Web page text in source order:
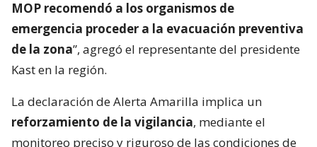
MOP recomendó a los organismos de
emergencia proceder a la evacuación preventiva
de la zona”, agregó el representante del presidente
Kast en la región.
La declaración de Alerta Amarilla implica un
reforzamiento de la vigilancia, mediante el
monitoreo preciso y riguroso de las condiciones de